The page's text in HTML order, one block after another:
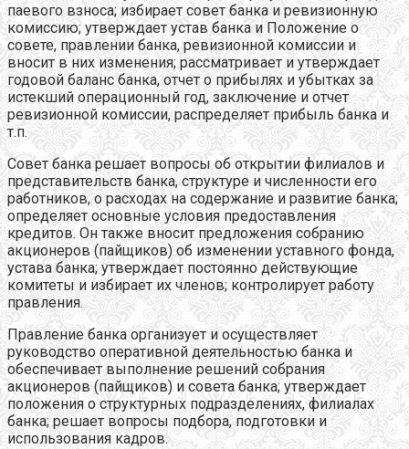
паевого взноса; избирает совет банка и ревизионную
комиссию; утверждает устав банка и Положение о
совете, правлении банка, ревизионной комиссии и
вносит в них изменения; рассматривает и утверждает
годовой баланс банка, отчет о прибылях и убытках за
истекший операционный год, заключение и отчет
ревизионной комиссии, распределяет прибыль банка и
т.п.
Совет банка решает вопросы об открытии филиалов и
представительств банка, структуре и численности его
работников, о расходах на содержание и развитие банка;
определяет основные условия предоставления
кредитов. Он также вносит предложения собранию
акционеров (пайщиков) об изменении уставного фонда,
устава банка; утверждает постоянно действующие
комитеты и избирает их членов; контролирует работу
правления.
Правление банка организует и осуществляет
руководство оперативной деятельностью банка и
обеспечивает выполнение решений собрания
акционеров (пайщиков) и совета банка; утверждает
положения о структурных подразделениях, филиалах
банка; решает вопросы подбора, подготовки и
использования кадров.